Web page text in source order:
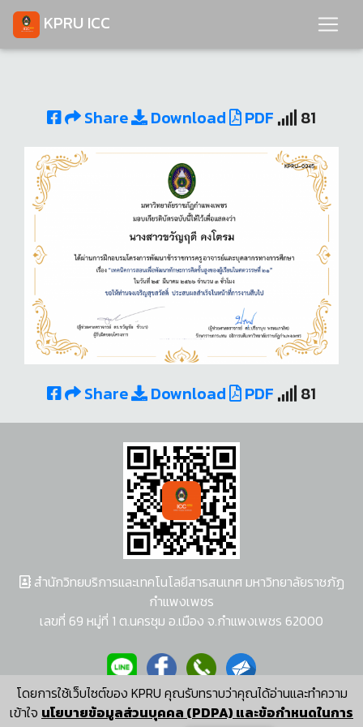
KPRU ICC
Share Download PDF 81
Share Download PDF 81
โดยการใช้เว็บไซต์ของ KPRU คุณรับทราบว่าคุณได้อ่านและทำความ
เข้าใจ นโยบายข้อมูลส่วนบุคคล (PDPA) และข้อกำหนดในการ
สำนักวิทยบริการและเทคโนโลยีสารสนเทศ มหาวิทยาลัยราชภัฏ
กำแพงเพชร
เลขที่ 69 หมู่ที่ 1 ต.นครชุม อ.เมือง จ.กำแพงเพชร 62000
ผู้พัฒนาระบบ อนุชา พวงผกา